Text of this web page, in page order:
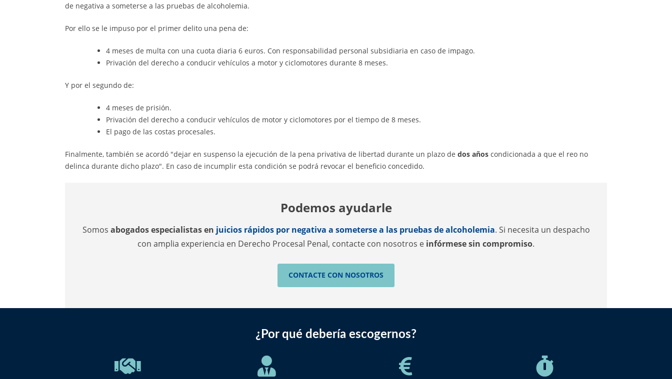
de negativa a someterse a las pruebas de alcoholemia.
Por ello se le impuso por el primer delito una pena de:
4 meses de multa con una cuota diaria 6 euros. Con responsabilidad personal subsidiaria en caso de impago.
Privación del derecho a conducir vehículos a motor y ciclomotores durante 8 meses.
Y por el segundo de:
4 meses de prisión.
Privación del derecho a conducir vehículos de motor y ciclomotores por el tiempo de 8 meses.
El pago de las costas procesales.
Finalmente, también se acordó "dejar en suspenso la ejecución de la pena privativa de libertad durante un plazo de dos años condicionada a que el reo no
delinca durante dicho plazo". En caso de incumplir esta condición se podrá revocar el beneficio concedido.
Podemos ayudarle
Somos abogados especialistas en juicios rápidos por negativa a someterse a las pruebas de alcoholemia. Si necesita un despacho
con amplia experiencia en Derecho Procesal Penal, contacte con nosotros e infórmese sin compromiso.
CONTACTE CON NOSOTROS
¿Por qué debería escogernos?